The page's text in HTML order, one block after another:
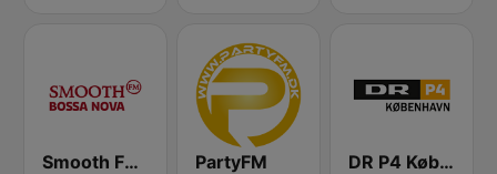
Smooth FM Bossa Nova PartyFM DR P4 København